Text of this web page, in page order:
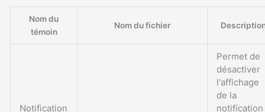
Nom du
témoin
Nom du fichier
Notification
Permet de
désactiver
l'affichage
de la
notification